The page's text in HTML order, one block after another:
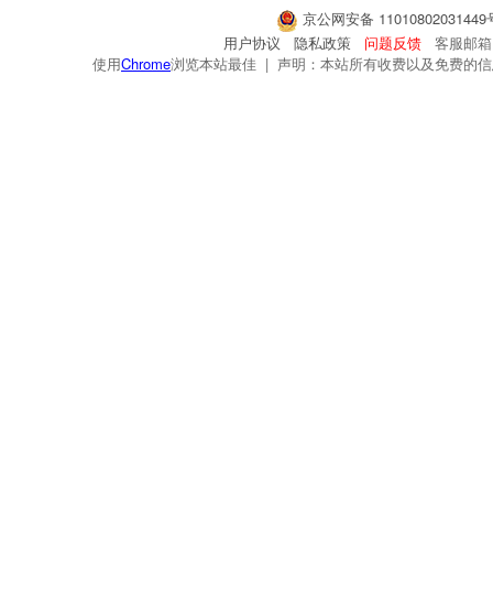
京公网安备
用户协议
隐私政策 问题反馈
客服邮
使用Chrome浏览本站最佳 | 声明：本站所有收费以及免费的